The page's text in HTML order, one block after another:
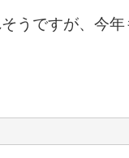
うですが、今